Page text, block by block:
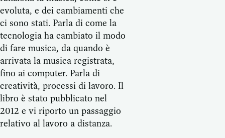
evoluta, e dei cambiamenti che
ci sono stati. Parla di come la
tecnologia ha cambiato il modo
di fare musica, da quando è
arrivata la musica registrata,
fino ai computer. Parla di
creatività, processi di lavoro. Il
libro è stato pubblicato nel
2012 e vi riporto un passaggio
relativo al lavoro a distanza.